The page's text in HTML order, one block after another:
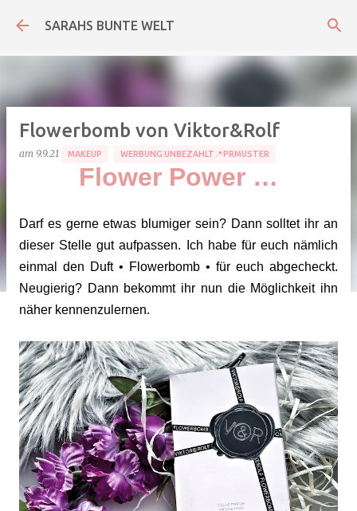
Direkt zum Hauptbereich
SARAHS BUNTE WELT
Flowerbomb von Viktor&Rolf
am 9.9.21 MAKEUP WERBUNG UNBEZAHLT📍PRMUSTER
Flower Power …
Darf es gerne etwas blumiger sein? Dann solltet ihr an
dieser Stelle gut aufpassen. Ich habe für euch nämlich
einmal den Duft • Flowerbomb • für euch abgecheckt.
Neugierig? Dann bekommt ihr nun die Möglichkeit ihn
näher kennenzulernen.